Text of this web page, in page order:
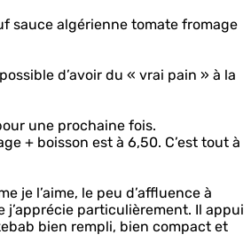
sauce algérienne tomate fromage
d’avoir du « vrai pain » à la
une prochaine fois.
+ boisson est à 6,50. C’est tout à
je l’aime, le peu d’affluence à
j’apprécie particulièrement. Il appui
bien rempli, bien compact et